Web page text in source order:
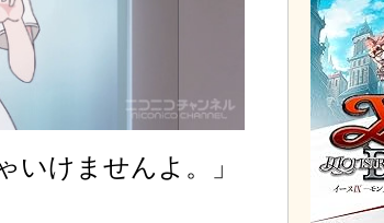
いけませんよ。」